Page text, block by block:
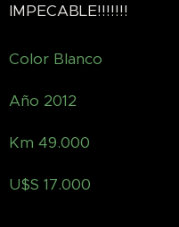
IMPECABLE!!!!!!!
Color Blanco
Año 2012
Km 49.000
U$S 17.000